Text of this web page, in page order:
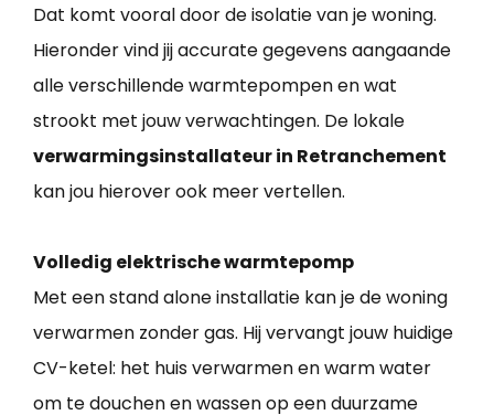
Dat komt vooral door de isolatie van je woning.
Hieronder vind jij accurate gegevens aangaande
alle verschillende warmtepompen en wat
strookt met jouw verwachtingen. De lokale
verwarmingsinstallateur in Retranchement
kan jou hierover ook meer vertellen.
Volledig elektrische warmtepomp
Met een stand alone installatie kan je de woning
verwarmen zonder gas. Hij vervangt jouw huidige
CV-ketel: het huis verwarmen en warm water
om te douchen en wassen op een duurzame